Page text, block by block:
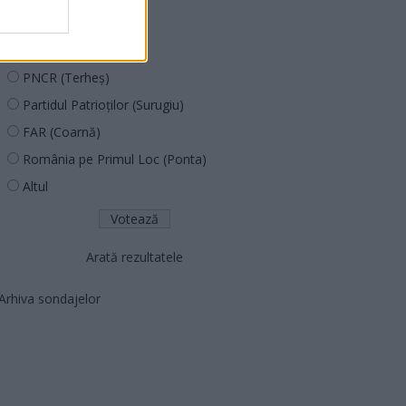
PNCR (Terheș)
Partidul Patrioților (Surugiu)
FAR (Coarnă)
România pe Primul Loc (Ponta)
Altul
Arată rezultatele
sondajelor